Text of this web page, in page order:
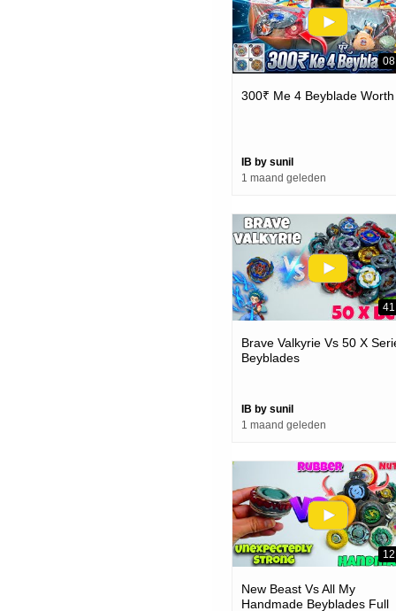
300₹ Me 4 Beyblade
IB by sunil
1 maand geleden
Brave Valkyrie Vs 50 X
Beyblades
IB by sunil
1 maand geleden
New Beast Vs All My
Handmade Beyblades Full